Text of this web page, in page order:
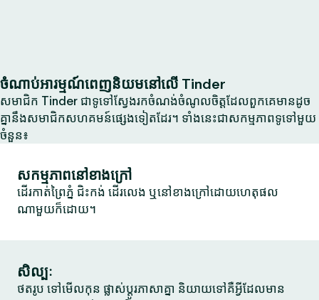
ចំណាប់អារម្មណ៍ពេញនិយមនៅលើ Tinder
សមាជិក Tinder ជាទូទៅស្វែងរកចំណង់ចំណូលចិត្តដែលពួកគេមានដូច
គ្នានឹងសមាជិកសហគមន៍ផ្សេងទៀតដែរ។ ទាំងនេះជាសកម្មភាពទូទៅមួយ
ចំនួន៖
សកម្មភាពនៅខាងក្រៅ
ដើរកាត់ព្រៃភ្នំ ជិះកង់ ដើរលេង ឬនៅខាងក្រៅដោយហេតុផល
ណាមួយក៏ដោយ។
សិល្បៈ
ថតរូប ទៅមើលកុន ផ្លាស់ប្តូរភាសាគ្នា និយាយទៅគឺអ្វីដែលមាន